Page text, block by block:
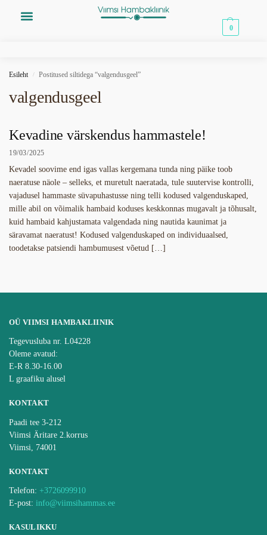
0
Esileht / Postitused siltidega “valgendusgeel”
valgendusgeel
Kevadine värskendus hammastele!
19/03/2025
Kevadel soovime end igas vallas kergemana tunda ning päike toob
naeratuse näole – selleks, et muretult naeratada, tule suutervise kontrolli,
vajadusel hammaste süvapuhastusse ning telli kodused valgenduskaped,
mille abil on võimalik hambaid koduses keskkonnas mugavalt ja tõhusalt,
kuid hambaid kahjustamata valgendada ning nautida kaunimat ja
säravamat naeratust! Kodused valgenduskaped on individuaalsed,
toodetakse patsiendi hambumusest võetud […]
OÜ VIIMSI HAMBAKLIINIK
Tegevusluba nr. L04228
Oleme avatud:
E-R 8.30-16.00
L graafiku alusel
KONTAKT
Paadi tee 3-212
Viimsi Äritare 2.korrus
Viimsi, 74001
KONTAKT
Telefon: +3726099910
E-post: info@viimsihammas.ee
KASULIKKU